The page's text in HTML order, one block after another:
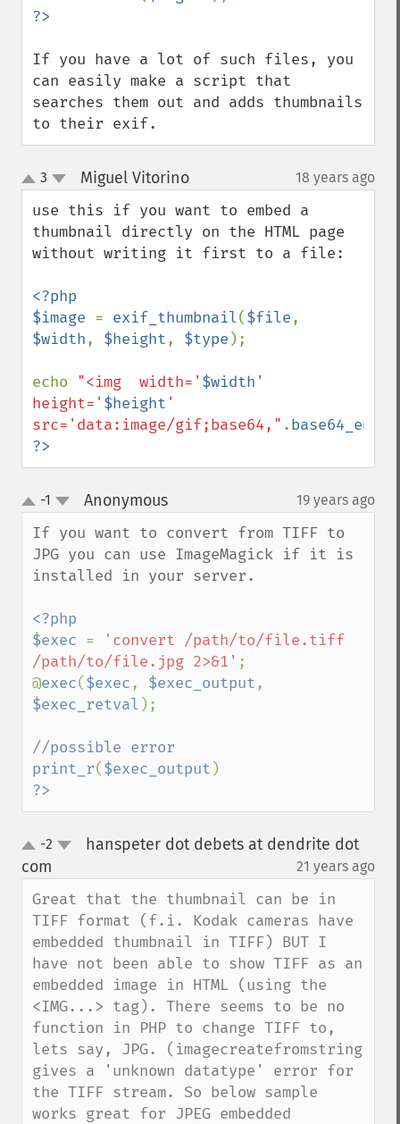
If you have a lot of such files, you
can easily make a script that
searches them out and adds thumbnails
to their exif.
up
down
3 Miguel Vitorino¶ 18 years ago
use this if you want to embed a
thumbnail directly on the HTML page
without writing it first to a file:
<?php
$image = exif_thumbnail($file
$width, $height, $type );
echo "<img  width=' $width '
height=' $height '
src='data:image/gif;base64," .
?>
up
down
-1 Anonymous¶ 19 years ago
If you want to convert from TIFF to
JPG you can use ImageMagick if it is
installed in your server.
<?php
$exec =
'convert /path/to/file.tiff
/path/to/file.jpg 2>&1' ;
@exec($exec, $exec_output
$exec_retval );
print_r($exec_output
?>
up-2
hanspeter dot debets at dendrite dot
com
21 years ago
Great that the thumbnail can be in
TIFF format (f.i. Kodak cameras have
embedded thumbnail in TIFF) BUT I
have not been able to show TIFF as an
embedded image in HTML (using the
<IMG...> tag). There seems to be no
function in PHP to change TIFF to,
lets say, JPG. (imagecreatefromstring
gives a 'unknown datatype' error for
the TIFF stream. So below sample
works great for JPEG embedded